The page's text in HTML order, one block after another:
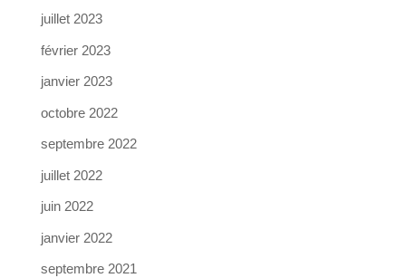
juillet 2023
février 2023
janvier 2023
octobre 2022
septembre 2022
juillet 2022
juin 2022
janvier 2022
septembre 2021